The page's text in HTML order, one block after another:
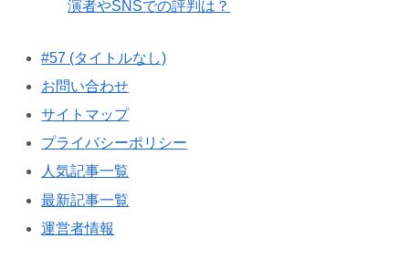
演者やSNSでの評判は？
#57 (タイトルなし)
お問い合わせ
サイトマップ
プライバシーポリシー
人気記事一覧
最新記事一覧
運営者情報